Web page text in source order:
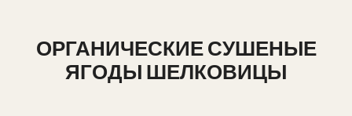
ОРГАНИЧЕСКИЕ СУШЕНЫЕ
ЯГОДЫ ШЕЛКОВИЦЫ